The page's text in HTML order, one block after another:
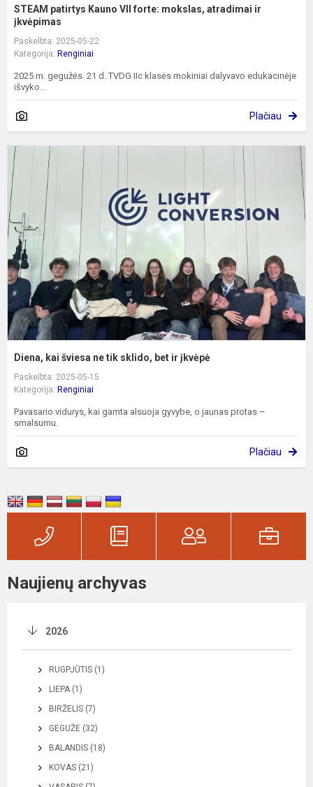
STEAM patirtys Kauno VII forte: mokslas, atradimai ir
įkvėpimas
Paskelbta: 2025-05-22
Kategorija: Renginiai
2025 m. gegužės 21 d. TVDG IIc klasės mokiniai dalyvavo edukacinėje
išvyko...
Plačiau
Diena, kai šviesa ne tik sklido, bet ir įkvėpė
Paskelbta: 2025-05-15
Kategorija: Renginiai
Pavasario vidurys, kai gamta alsuoja gyvybe, o jaunas protas –
smalsumu.
Plačiau
Naujienų archyvas
2026
RUGPJŪTIS (1)
LIEPA (1)
BIRŽELIS (7)
GEGUŽĖ (32)
BALANDIS (18)
KOVAS (21)